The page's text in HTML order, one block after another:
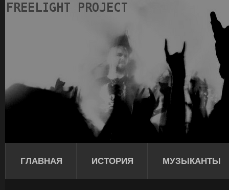
ГЛАВНАЯ ИСТОРИЯ МУЗЫКАНТЫ